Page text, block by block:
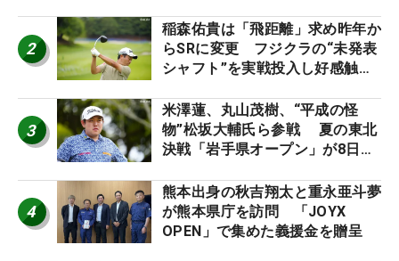
2
稲森佑貴は「飛距離」求め昨年か
らSRに変更 フジクラの“未発表
シャフト”を実戦投入し好感触
ーのヒトネタ！】
3
米澤蓮、丸山茂樹、“平成の怪
物”松坂大輔氏ら参戦 夏の東北
決戦「岩手県オープン」が8日開
4
熊本出身の秋吉翔太と重永亜斗夢
が熊本県庁を訪問 「JOYX
OPEN」で集めた義援金を贈呈